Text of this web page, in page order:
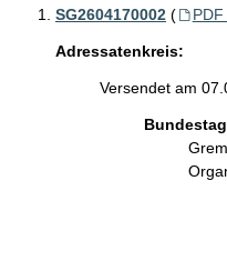
SG2604170002 (
Adressatenkreis:
Versendet am
Bundestag